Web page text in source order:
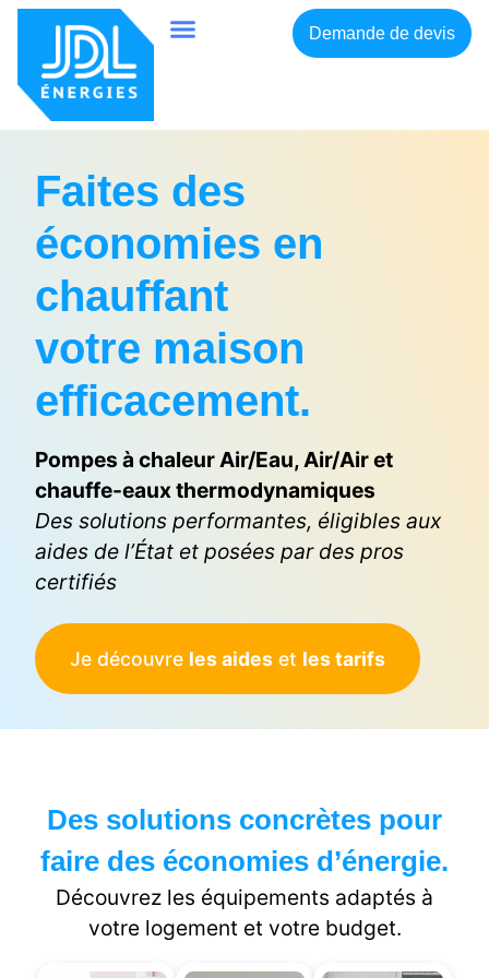
Demande de devis
Faites des
économies en
chauffant
votre maison
efficacement.
Pompes à chaleur Air/Eau, Air/Air et
chauffe-eaux thermodynamiques
Des solutions performantes, éligibles aux
aides de l’État et posées par des pros
certifiés
Je découvre les aides et les tarifs
Des solutions concrètes pour
faire des économies d’énergie.
Découvrez les équipements adaptés à
votre logement et votre budget.